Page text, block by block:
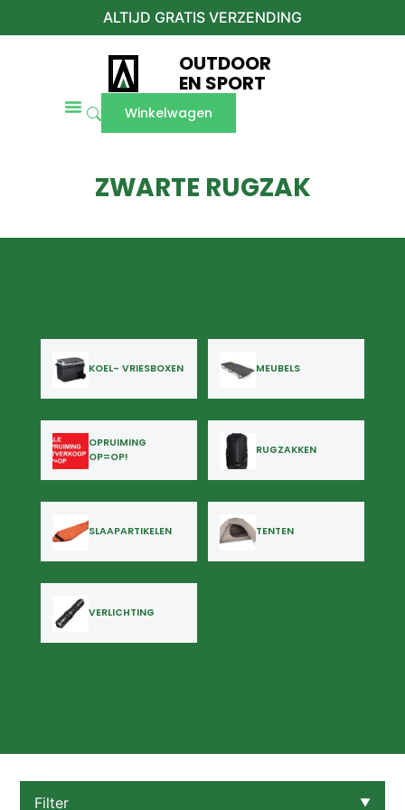
ALTIJD GRATIS VERZENDING
OUTDOOR
EN SPORT
Winkelwagen
ZWARTE RUGZAK
KOEL- VRIESBOXEN MEUBELS
OPRUIMING
OP=OP!
RUGZAKKEN
SLAAPARTIKELEN TENTEN
VERLICHTING
Filter ▼